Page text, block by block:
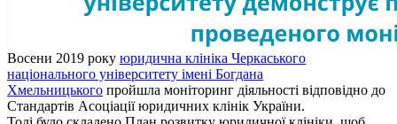
Восени 2019 року юридична клініка Черкаського
національного університету імені Богдана
Хмельницького пройшла моніторинг діяльності відповідно до
Стандартів Асоціації юридичних клінік України.